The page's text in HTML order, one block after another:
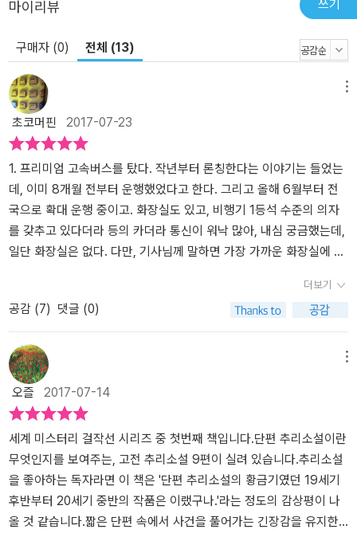
마이리뷰 쓰기
구매자 (0) 전체 (13)
초코머핀 2017-07-23
1. 프리미엄 고속버스를 탔다. 작년부터 론칭한다는 이야기는 들었는
데, 이미 8개월 전부터 운행했었다고 한다. 그리고 올해 6월부터 전
국으로 확대 운행 중이고. 화장실도 있고, 비행기 1등석 수준의 의자
를 갖추고 있다더라 등의 카더라 통신이 워낙 많아, 내심 궁금했는데,
일단 화장실은 없다. 다만, 기사님께 말하면 가장 가까운 화장실에 내
감수해야 한다. 설비는 좋았다. 좌석마다 커튼을 칠 수 있고, 뒤 사람
피해 없이 누울 수도 있다. 또 스카이라이프와 연계된 TV도 볼 수 있
고. 참, 그리고 탑승 시, 이어폰도 제공한다. 2. 원래 계획대로라면 책
을 봐야 했지만, 갑작스러운 졸음과 어둠으로 더 읽을 수는 없었다. 그
래서 페이지를 접어둔 채로 가방 속에 넣어두었다. 집에 가서 읽기로
말이다. 그리고, 다음 날 다시 책을 꺼내 들었다. 제목은 <세계 미스터
리 걸작선 1. 살인자 외>. 어니스트 헤밍웨이를 비롯한 1900년대 전
후 단편 추리소설을 묶은 책인데, 편집과 디자인이 깔끔했다. 이 출판
사의 추리 소설을 이벤트로 여러 번 수령하여 읽은 기억이 나는데, 훠
얼씬 좋아진 듯하다. 3. 처음에 등장하는 단편은 L.T. 미드와 클리퍼
드 핼리팩스가 지은 <스터들리 농장의 공포>다. 한 의사를 찾아온 젊
은 유부녀에 의해 이야기가 전개되는데, 전형적인 19세기 유럽 귀족
더보기
공감 (7) 댓글 (0)
오즐 2017-07-14
세계 미스터리 걸작선 시리즈 중 첫번째 책입니다.단편 추리소설이란
무엇인지를 보여주는, 고전 추리소설 9편이 실려 있습니다.추리소설
을 좋아하는 독자라면 이 책은 '단편 추리소설의 황금기였던 19세기
후반부터 20세기 중반의 작품은 이랬구나.'라는 정도의 감상평이 나
올 것 같습니다.짧은 단편 속에서 사건을 풀어가는 긴장감을 유지한